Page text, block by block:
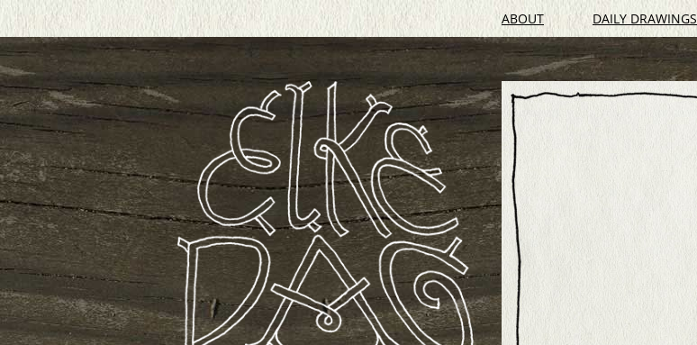
ABOUT DAILY DRAWINGS